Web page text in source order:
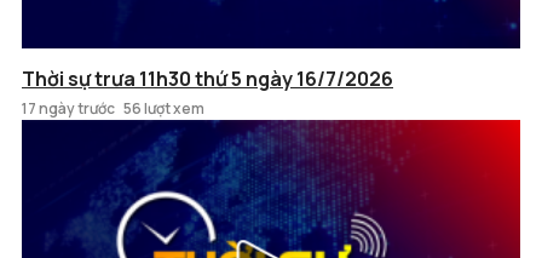
Thời sự trưa 11h30 thứ 5 ngày 16/7/2026
17 ngày trước 56 lượt xem